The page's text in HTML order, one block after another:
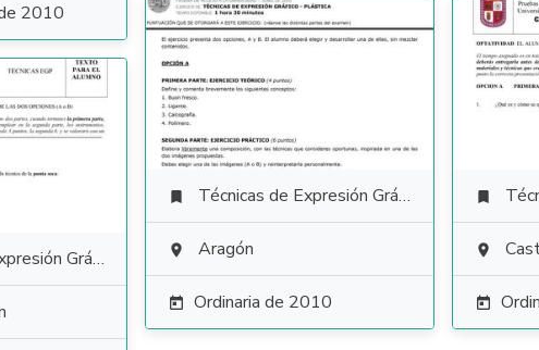
2010
 Técnicas de Expresión Gráfico Plástica
 Aragón
 Ordinaria de 2010



Gráfico Plástica